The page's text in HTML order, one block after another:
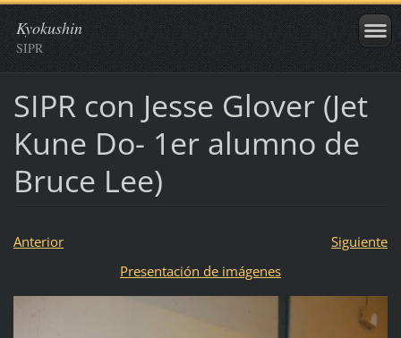
Kyokushin
SIPR
SIPR con Jesse Glover (Jet
Kune Do- 1er alumno de
Bruce Lee)
Anterior
Siguiente
Presentación de imágenes